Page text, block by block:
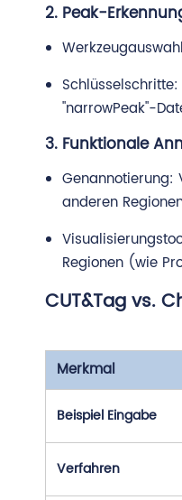
2. Peak-
"narrowPeak"-
3. Funktionale
Genannotierung:
anderen
Regionen (wie
CUT&Tag vs.
Merkmal
Beispiel Eingabe
Verfahren